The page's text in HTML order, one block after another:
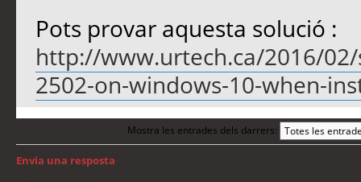
Pots provar aquesta solució :
http://www.urtech.ca/2016/
2502-on-windows-10-when-
Mostra les entrades dels darrers:
Envia una resposta